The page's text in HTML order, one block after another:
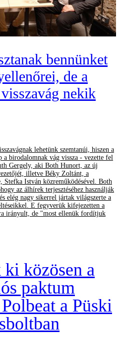
bennünket
de a
nekik
lehetünk szemtanúi, hiszen a
a birodalomnak vág vissza - vezette fel
Gergely, aki Both Hunort, az új
illetve Béky Zoltánt, a
Stefka István közreműködésével. Both
az álhírek terjesztéséhez használják
elég nagy sikerrel jártak világszerte a
E fegyverük kifejezetten a
irányult, de "most ellenük fordítjuk
közösen a
paktum
a Püski